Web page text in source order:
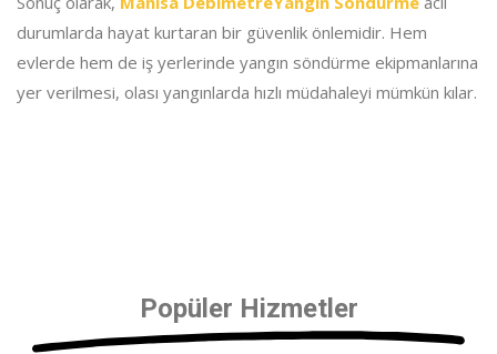
durumlarda hayat kurtaran bir güvenlik önlemidir. Hem
evlerde hem de iş yerlerinde yangın söndürme ekipmanlarına
yer verilmesi, olası yangınlarda hızlı müdahaleyi mümkün kılar.
Popüler Hizmetler